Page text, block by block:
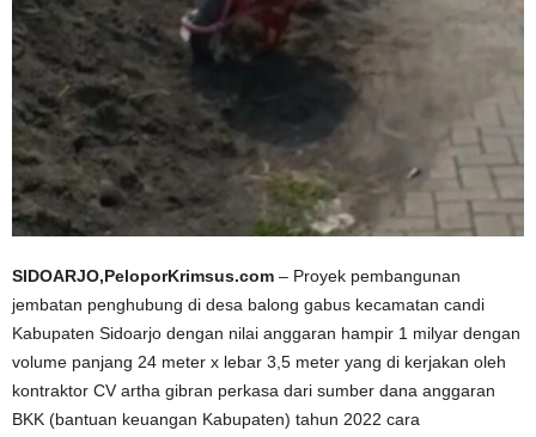
SIDOARJO,PeloporKrimsus.com – Proyek pembangunan
jembatan penghubung di desa balong gabus kecamatan candi
Kabupaten Sidoarjo dengan nilai anggaran hampir 1 milyar dengan
volume panjang 24 meter x lebar 3,5 meter yang di kerjakan oleh
kontraktor CV artha gibran perkasa dari sumber dana anggaran
BKK (bantuan keuangan Kabupaten) tahun 2022 cara